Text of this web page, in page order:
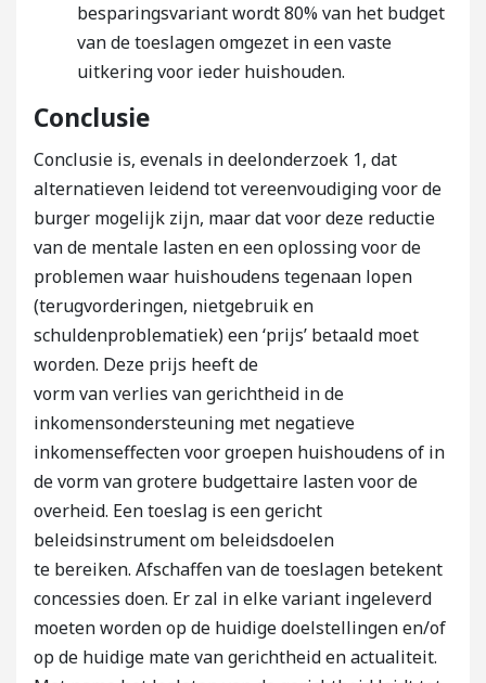
besparingsvariant wordt 80% van het budget
van de toeslagen omgezet in een vaste
uitkering voor ieder huishouden.
Conclusie
Conclusie is, evenals in deelonderzoek 1, dat
alternatieven leidend tot vereenvoudiging voor de
burger mogelijk zijn, maar dat voor deze reductie
van de mentale lasten en een oplossing voor de
problemen waar huishoudens tegenaan lopen
(terugvorderingen, nietgebruik en
schuldenproblematiek) een ‘prijs’ betaald moet
worden. Deze prijs heeft de
vorm van verlies van gerichtheid in de
inkomensondersteuning met negatieve
inkomenseffecten voor groepen huishoudens of in
de vorm van grotere budgettaire lasten voor de
overheid. Een toeslag is een gericht
beleidsinstrument om beleidsdoelen
te bereiken. Afschaffen van de toeslagen betekent
concessies doen. Er zal in elke variant ingeleverd
moeten worden op de huidige doelstellingen en/of
op de huidige mate van gerichtheid en actualiteit.